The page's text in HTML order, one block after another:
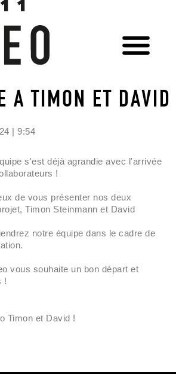
le 09.06.2026
Panne de courant - pas de
problème pour nous
Simplement SILEO
Travaux de maintenance le 28
janvier 2026
15.01.2026
À TIMON ET DAVID
| 9:54
s'est déjà agrandie avec l'arrivée
!
de vous présenter nos deux
Timon Steinmann et David
notre équipe dans le cadre de
vous souhaite un bon départ et
!
Timon et David !